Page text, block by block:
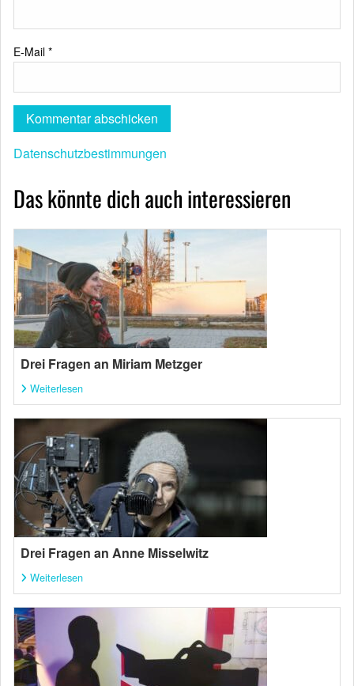
E-Mail *
Datenschutzbestimmungen
Das könnte dich auch interessieren
Drei Fragen an Miriam Metzger
Weiterlesen
Drei Fragen an Anne Misselwitz
Weiterlesen